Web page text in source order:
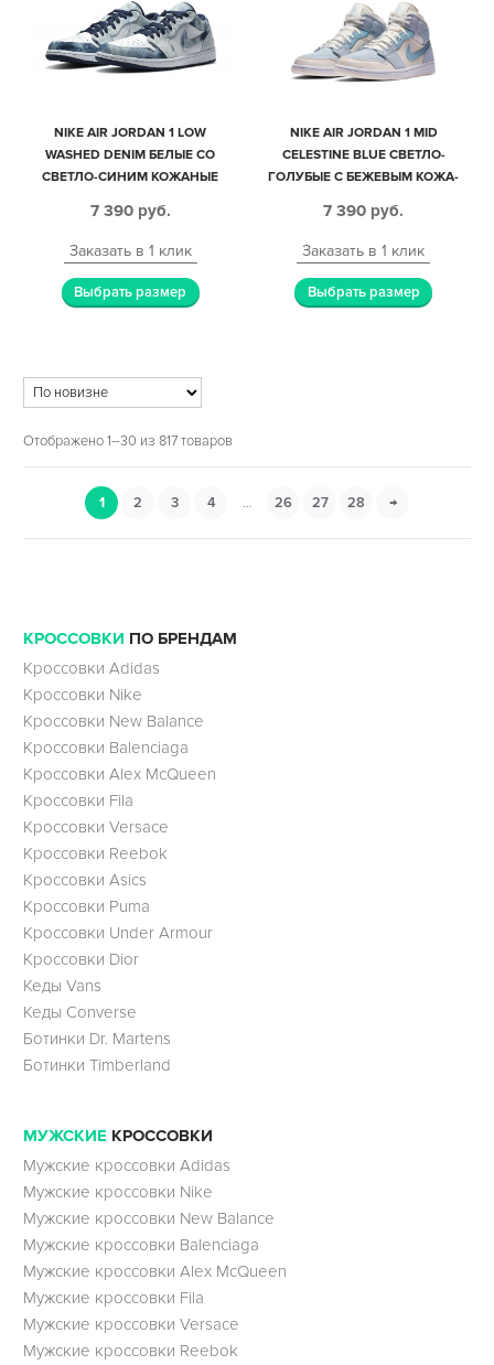
NIKE AIR JORDAN 1 LOW
WASHED DENIM БЕЛЫЕ СО
СВЕТЛО-СИНИМ КОЖАНЫЕ
7 390 руб.
Заказать в 1 клик
Выбрать размер
NIKE AIR JORDAN 1 MID
CELESTINE BLUE СВЕТЛО-
ГОЛУБЫЕ С БЕЖЕВЫМ КОЖА-
7 390 руб.
Заказать в 1 клик
Выбрать размер
Отображено 1–30 из 817 товаров
1 2 3 4 … 26 27 28 →
КРОССОВКИ ПО БРЕНДАМ
Кроссовки Adidas
Кроссовки Nike
Кроссовки New Balance
Кроссовки Balenciaga
Кроссовки Alex McQueen
Кроссовки Fila
Кроссовки Versace
Кроссовки Reebok
Кроссовки Asics
Кроссовки Puma
Кроссовки Under Armour
Кроссовки Dior
Кеды Vans
Кеды Converse
Ботинки Dr. Martens
Ботинки Timberland
МУЖСКИЕ КРОССОВКИ
Мужские кроссовки Adidas
Мужские кроссовки Nike
Мужские кроссовки New Balance
Мужские кроссовки Balenciaga
Мужские кроссовки Alex McQueen
Мужские кроссовки Fila
Мужские кроссовки Versace
Мужские кроссовки Reebok